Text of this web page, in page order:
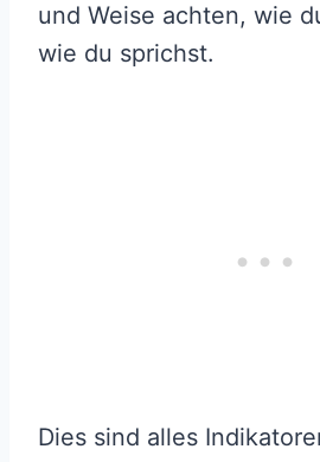
und Weise achten, wie
wie du sprichst.
Dies sind alles